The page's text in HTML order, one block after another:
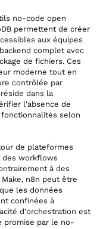
no-code open
permettent de créer
aux équipes
complet avec
de fichiers. Ces
moderne tout en
contrôlée par
dans la
l'absence de
selon
de plateformes
des workflows
à des
n8n peut être
les données
confinées à
d'orchestration est
promise par le no-